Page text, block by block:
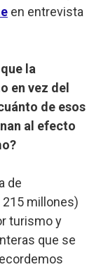
en entrevista
la
en vez del
de esos
al efecto
de
215 millones)
turismo y
que se